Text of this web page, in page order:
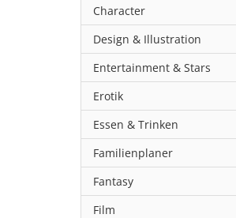
Character
Design & Illustration
Entertainment & Stars
Erotik
Essen & Trinken
Familienplaner
Fantasy
Film